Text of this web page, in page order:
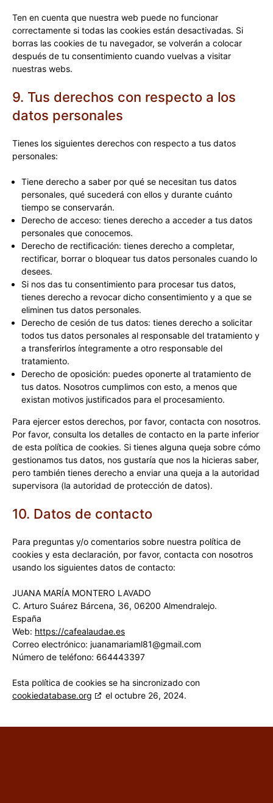
Ten en cuenta que nuestra web puede no funcionar
correctamente si todas las cookies están desactivadas. Si
borras las cookies de tu navegador, se volverán a colocar
después de tu consentimiento cuando vuelvas a visitar
nuestras webs.
9. Tus derechos con respecto a los
datos personales
Tienes los siguientes derechos con respecto a tus datos
personales:
Tiene derecho a saber por qué se necesitan tus datos
personales, qué sucederá con ellos y durante cuánto
tiempo se conservarán.
Derecho de acceso: tienes derecho a acceder a tus datos
personales que conocemos.
Derecho de rectificación: tienes derecho a completar,
rectificar, borrar o bloquear tus datos personales cuando lo
desees.
Si nos das tu consentimiento para procesar tus datos,
tienes derecho a revocar dicho consentimiento y a que se
eliminen tus datos personales.
Derecho de cesión de tus datos: tienes derecho a solicitar
todos tus datos personales al responsable del tratamiento y
a transferirlos íntegramente a otro responsable del
tratamiento.
Derecho de oposición: puedes oponerte al tratamiento de
tus datos. Nosotros cumplimos con esto, a menos que
existan motivos justificados para el procesamiento.
Para ejercer estos derechos, por favor, contacta con nosotros.
Por favor, consulta los detalles de contacto en la parte inferior
de esta política de cookies. Si tienes alguna queja sobre cómo
gestionamos tus datos, nos gustaría que nos la hicieras saber,
pero también tienes derecho a enviar una queja a la autoridad
supervisora (la autoridad de protección de datos).
10. Datos de contacto
Para preguntas y/o comentarios sobre nuestra política de
cookies y esta declaración, por favor, contacta con nosotros
usando los siguientes datos de contacto:
JUANA MARÍA MONTERO LAVADO
C. Arturo Suárez Bárcena, 36, 06200 Almendralejo.
España
Web: https://cafealaudae.es
Correo electrónico: juanamariaml81@gmail.com
Número de teléfono: 664443397
Esta política de cookies se ha sincronizado con
cookiedatabase.org
el octubre 26, 2024.